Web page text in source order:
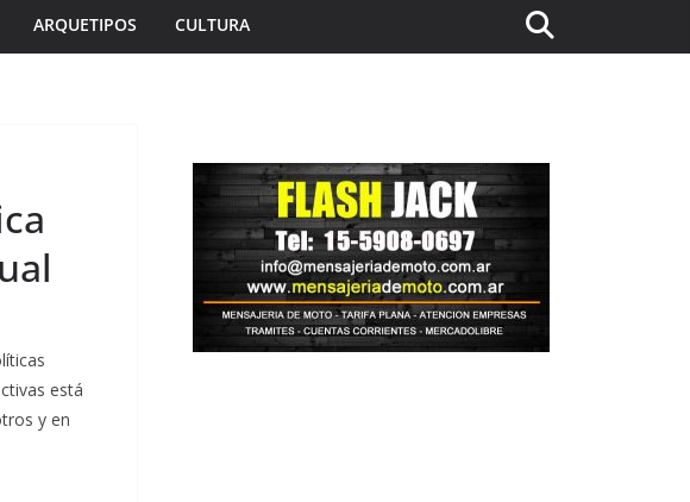
ARQUETIPOS CULTURA
está
y en